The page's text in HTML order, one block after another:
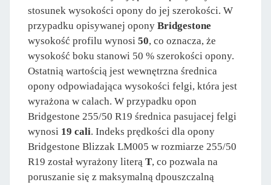
stosunek wysokości opony do jej szerokości. W
przypadku opisywanej opony Bridgestone
wysokość profilu wynosi 50, co oznacza, że
wysokość boku stanowi 50 % szerokości opony.
Ostatnią wartością jest wewnętrzna średnica
opony odpowiadająca wysokości felgi, która jest
wyrażona w calach. W przypadku opon
Bridgestone 255/50 R19 średnica pasujacej felgi
wynosi 19 cali. Indeks prędkości dla opony
Bridgestone Blizzak LM005 w rozmiarze 255/50
R19 został wyrażony literą T, co pozwala na
poruszanie się z maksymalną dpouszczalną